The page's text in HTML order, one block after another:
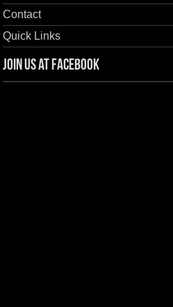
Contact
Quick Links
Join us at Facebook